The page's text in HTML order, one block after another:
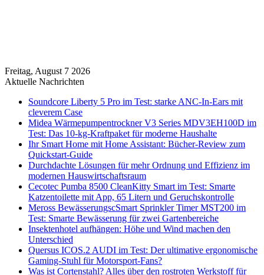
Freitag, August 7 2026
Aktuelle Nachrichten
Soundcore Liberty 5 Pro im Test: starke ANC-In-Ears mit
cleverem Case
Midea Wärmepumpentrockner V3 Series MDV3EH100D im
Test: Das 10-kg-Kraftpaket für moderne Haushalte
Ihr Smart Home mit Home Assistant: Bücher-Review zum
Quickstart-Guide
Durchdachte Lösungen für mehr Ordnung und Effizienz im
modernen Hauswirtschaftsraum
Cecotec Pumba 8500 CleanKitty Smart im Test: Smarte
Katzentoilette mit App, 65 Litern und Geruchskontrolle
Meross BewässerungscSmart Sprinkler Timer MST200 im
Test: Smarte Bewässerung für zwei Gartenbereiche
Insektenhotel aufhängen: Höhe und Wind machen den
Unterschied
Quersus ICOS.2 AUDI im Test: Der ultimative ergonomische
Gaming-Stuhl für Motorsport-Fans?
Was ist Cortenstahl? Alles über den rostroten Werkstoff für